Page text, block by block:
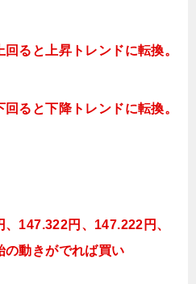
ると上昇トレンドに転換。
ると下降トレンドに転換。
、147.322円、147.222円、
の動きがでれば買い